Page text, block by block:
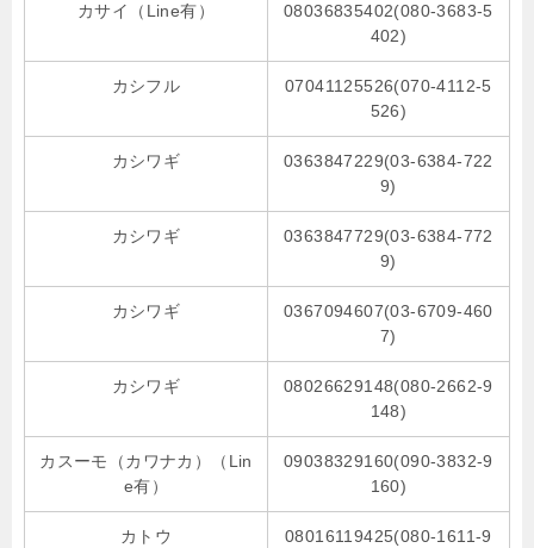
カサイ（Line有）
08036835402(080-3683-5
402)
カシフル
07041125526(070-4112-5
526)
カシワギ
0363847229(03-6384-722
9)
カシワギ
0363847729(03-6384-772
9)
カシワギ
0367094607(03-6709-460
7)
カシワギ
08026629148(080-2662-9
148)
カスーモ（カワナカ）（Lin
e有）
09038329160(090-3832-9
160)
カトウ
08016119425(080-1611-9